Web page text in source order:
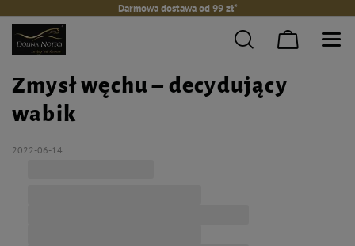
Darmowa dostawa od 99 zł*
Zmysł węchu – decydujący
wabik
2022-06-14